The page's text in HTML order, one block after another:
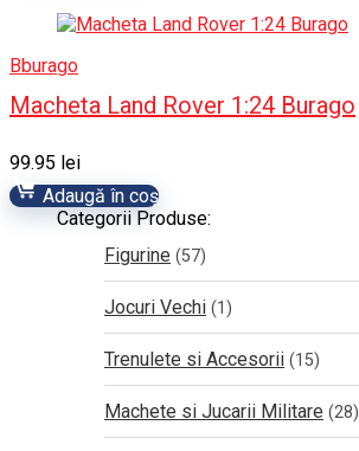
Bburago
Macheta Land Rover 1:24 Burago
99.95 lei
Adaugă în coș
Categorii Produse:
Figurine (57)
Jocuri Vechi (1)
Trenulete si Accesorii (15)
Machete si Jucarii Militare (28)